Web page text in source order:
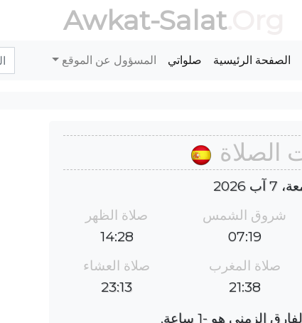
Awkat-Salat.Org
الصفحة الرئيسية صلواتي المسؤول عن الموقع
الصلاة
شروق الشمس
07:19
صلاة الظهر
14:28
صلاة المغرب
21:38
صلاة العشاء
23:13